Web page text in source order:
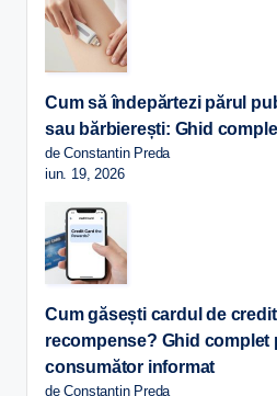
Cum să îndepărtezi părul
sau bărbierești: Ghid
de Constantin Preda
iun. 19, 2026
Cum găsești cardul de
recompense? Ghid complet
consumător informat
de Constantin Preda